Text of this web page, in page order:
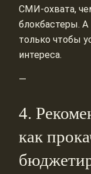
СМИ‑охвата,
блокбастеры.
только чтобы
интереса.
—
4.
как